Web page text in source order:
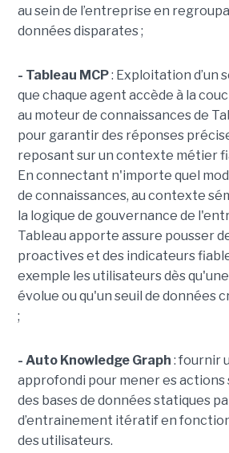
au sein de l’entreprise en
données disparates ;
- Tableau MCP: Exploitation d’un
que chaque agent accède à la
au moteur de connaissances de
pour garantir des réponses
reposant sur un contexte métier
En connectant n'importe quel
de connaissances, au contexte
la logique de gouvernance de
Tableau apporte assure pousser
proactives et des indicateurs
exemple les utilisateurs dès
évolue ou qu'un seuil de données
;
- Auto Knowledge Graph : fournir
approfondi pour mener es
des bases de données statiques
d’entrainement itératif en
des utilisateurs.